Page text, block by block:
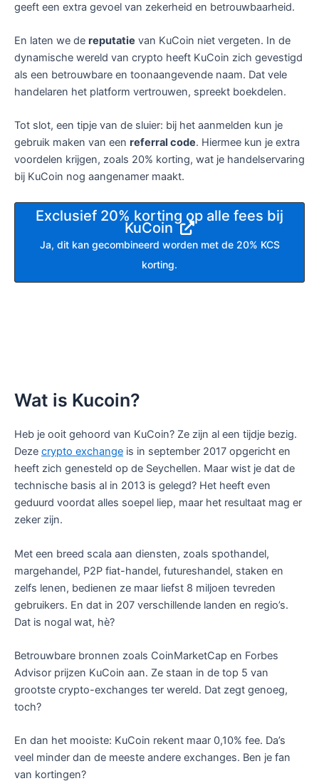
geeft een extra gevoel van zekerheid en betrouwbaarheid.
En laten we de reputatie van KuCoin niet vergeten. In de
dynamische wereld van crypto heeft KuCoin zich gevestigd
als een betrouwbare en toonaangevende naam. Dat vele
handelaren het platform vertrouwen, spreekt boekdelen.
Tot slot, een tipje van de sluier: bij het aanmelden kun je
gebruik maken van een referral code. Hiermee kun je extra
voordelen krijgen, zoals 20% korting, wat je handelservaring
bij KuCoin nog aangenamer maakt.
Exclusief 20% korting op alle fees bij
KuCoin
Ja, dit kan gecombineerd worden met de 20% KCS
korting.
Wat is Kucoin?
Heb je ooit gehoord van KuCoin? Ze zijn al een tijdje bezig.
Deze crypto exchange is in september 2017 opgericht en
heeft zich genesteld op de Seychellen. Maar wist je dat de
technische basis al in 2013 is gelegd? Het heeft even
geduurd voordat alles soepel liep, maar het resultaat mag er
zeker zijn.
Met een breed scala aan diensten, zoals spothandel,
margehandel, P2P fiat-handel, futureshandel, staken en
zelfs lenen, bedienen ze maar liefst 8 miljoen tevreden
gebruikers. En dat in 207 verschillende landen en regio’s.
Dat is nogal wat, hè?
Betrouwbare bronnen zoals CoinMarketCap en Forbes
Advisor prijzen KuCoin aan. Ze staan in de top 5 van
grootste crypto-exchanges ter wereld. Dat zegt genoeg,
toch?
En dan het mooiste: KuCoin rekent maar 0,10% fee. Da’s
veel minder dan de meeste andere exchanges. Ben je fan
van kortingen?